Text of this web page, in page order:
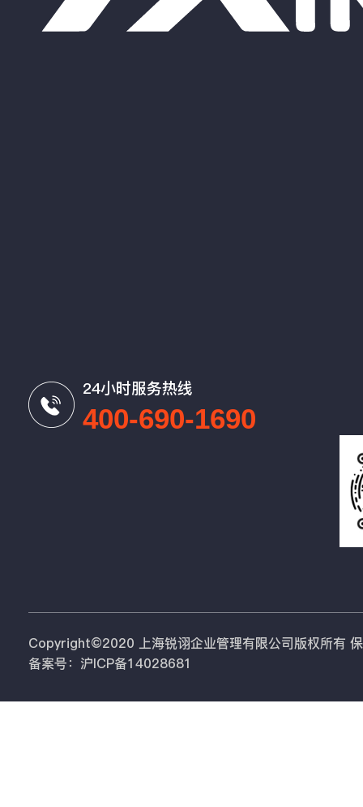
24小时服务热线
400-690-1690
Copyright©2020 上海锐诩企业管理有限公司版权所有
备案号：沪ICP备14028681